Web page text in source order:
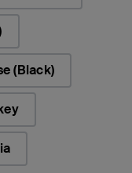
(Black)